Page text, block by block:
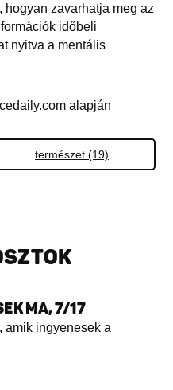
zavarhatja meg az
időbeli
nyitva a mentális
alapján
természet (19)
MA, 7/17
amik ingyenesek a